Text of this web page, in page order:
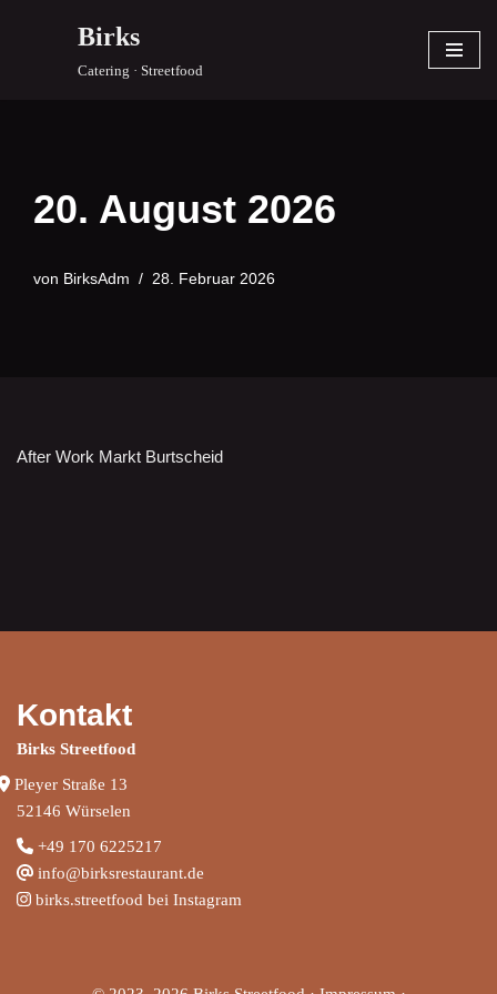
Birks
Catering · Streetfood
20. August 2026
von BirksAdm 28. Februar 2026
After Work Markt Burtscheid
Kontakt
Birks Streetfood
Pleyer Straße 13
52146 Würselen
+49 170 6225217
info@birksrestaurant.de
birks.streetfood bei Instagram